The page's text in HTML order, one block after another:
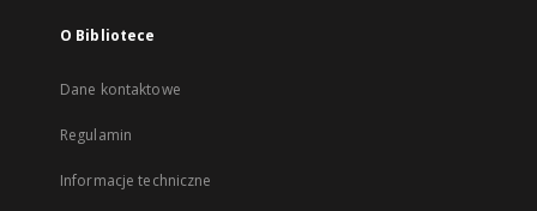
O Bibliotece
Dane kontaktowe
Regulamin
Informacje techniczne